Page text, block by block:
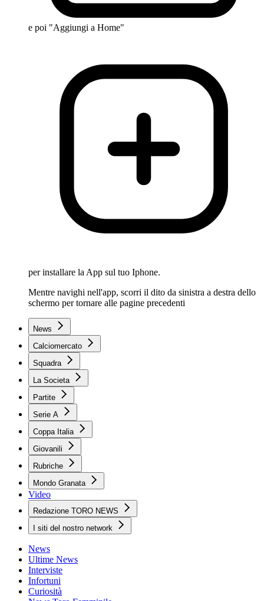
e poi "Aggiungi a Home"
per installare la App sul tuo Iphone.
Mentre navighi nell'app, scorri il dito da sinistra a destra dello
schermo per tornare alle pagine precedenti
News
Calciomercato
Squadra
La Societa
Partite
Serie A
Coppa Italia
Giovanili
Rubriche
Mondo Granata
Video
Redazione TORO NEWS
I siti del nostro network
News
Ultime News
Interviste
Infortuni
Curiosità